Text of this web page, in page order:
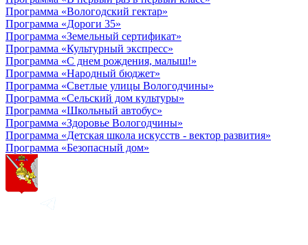
Программа «Вологодский гектар»
Программа «Дороги 35»
Программа «Земельный сертификат»
Программа «Культурный экспресс»
Программа «С днем рождения, малыш!»
Программа «Народный бюджет»
Программа «Светлые улицы Вологодчины»
Программа «Сельский дом культуры»
Программа «Школьный автобус»
Программа «Здоровье Вологодчины»
Программа «Детская школа искусств - вектор развития»
Программа «Безопасный дом»